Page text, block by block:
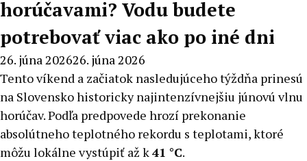
horúčavami? Vodu budete
potrebovať viac ako po iné dni
26. júna 202626. júna 2026
Tento víkend a začiatok nasledujúceho týždňa prinesú
na Slovensko historicky najintenzívnejšiu júnovú vlnu
horúčav. Podľa predpovede hrozí prekonanie
absolútneho teplotného rekordu s teplotami, ktoré
môžu lokálne vystúpiť až k41 °C.